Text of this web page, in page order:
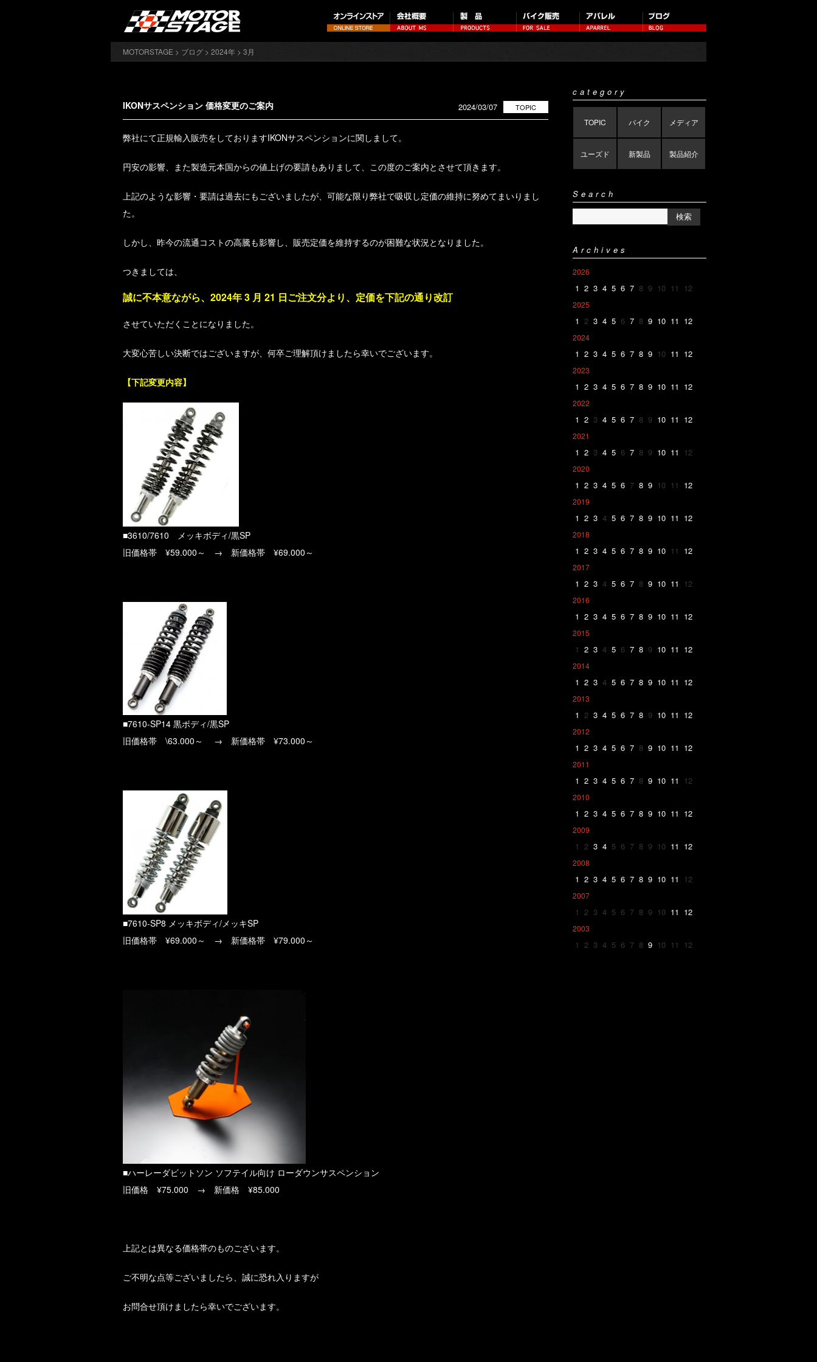
MOTORSTAGE > ブログ > 2024年 > 3月
IKONサスペンション 価格変更のご案内 TOPIC
2024/03/07
弊社にて正規輸入販売をしておりますIKONサスペンションに関しまして。
円安の影響、また製造元本国からの値上げの要請もありまして、この度のご案内とさせて頂きます。
上記のような影響・要請は過去にもございましたが、可能な限り弊社で吸収し定価の維持に努めてまいりまし
た。
しかし、昨今の流通コストの高騰も影響し、販売定価を維持するのが困難な状況となりました。
つきましては、
誠に不本意ながら、2024年 3 月 21 日ご注文分より、定価を下記の通り改訂
させていただくことになりました。
大変心苦しい決断ではございますが、何卒ご理解頂けましたら幸いでございます。
【下記変更内容】
■3610/7610 メッキボディ/黒SP
旧価格帯 ¥59.000～ → 新価格帯 ¥69.000～
■7610-SP14 黒ボディ/黒SP
旧価格帯 \63.000～ → 新価格帯 ¥73.000～
■7610-SP8 メッキボディ/メッキSP
旧価格帯 ¥69.000～ → 新価格帯 ¥79.000～
■ハーレーダビットソン ソフテイル向け ローダウンサスペンション
旧価格 ¥75.000 → 新価格 ¥85.000
上記とは異なる価格帯のものございます。
ご不明な点等ございましたら、誠に恐れ入りますが
お問合せ頂けましたら幸いでございます。
category
TOPIC バイク メディア
ユーズド 新製品 製品紹介
Search
Archives
2026
1 2 3 4 5 6 7 8 9 10 11 12
2025
1 2 3 4 5 6 7 8 9 10 11 12
2024
1 2 3 4 5 6 7 8 9 10 11 12
2023
1 2 3 4 5 6 7 8 9 10 11 12
2022
1 2 3 4 5 6 7 8 9 10 11 12
2021
1 2 3 4 5 6 7 8 9 10 11 12
2020
1 2 3 4 5 6 7 8 9 10 11 12
2019
1 2 3 4 5 6 7 8 9 10 11 12
2018
1 2 3 4 5 6 7 8 9 10 11 12
2017
1 2 3 4 5 6 7 8 9 10 11 12
2016
1 2 3 4 5 6 7 8 9 10 11 12
2015
1 2 3 4 5 6 7 8 9 10 11 12
2014
1 2 3 4 5 6 7 8 9 10 11 12
2013
1 2 3 4 5 6 7 8 9 10 11 12
2012
1 2 3 4 5 6 7 8 9 10 11 12
2011
1 2 3 4 5 6 7 8 9 10 11 12
2010
1 2 3 4 5 6 7 8 9 10 11 12
2009
1 2 3 4 5 6 7 8 9 10 11 12
2008
1 2 3 4 5 6 7 8 9 10 11 12
2007
1 2 3 4 5 6 7 8 9 10 11 12
2003
1 2 3 4 5 6 7 8 9 10 11 12